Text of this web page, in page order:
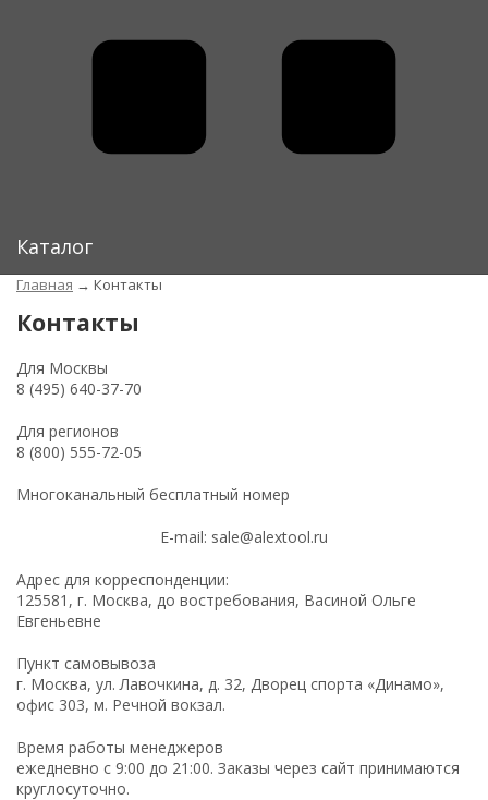
Каталог
Главная → Контакты
Контакты
Для Москвы
8 (495) 640-37-70
Для регионов
8 (800) 555-72-05
Многоканальный бесплатный номер
E-mail: sale@alextool.ru
Адрес для корреспонденции:
125581, г. Москва, до востребования, Васиной Ольге
Евгеньевне
Пункт самовывоза
г. Москва, ул. Лавочкина, д. 32, Дворец спорта «Динамо»,
офис 303, м. Речной вокзал.
Время работы менеджеров
ежедневно с 9:00 до 21:00. Заказы через сайт принимаются
круглосуточно.